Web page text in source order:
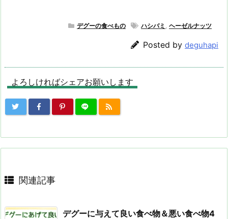
デグーの食べもの ハシバミ ヘーゼルナッツ
Posted by deguhapi
よろしければシェアお願いします
関連記事
デグーに与えて良い食べ物＆悪い食べ物4